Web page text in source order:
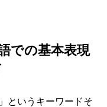
での基本表現
というキーワードそ